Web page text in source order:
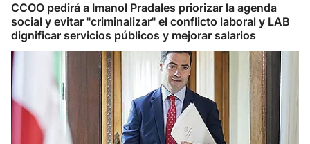
CCOO pedirá a Imanol Pradales priorizar la agenda
social y evitar "criminalizar" el conflicto laboral y LAB
dignificar servicios públicos y mejorar salarios